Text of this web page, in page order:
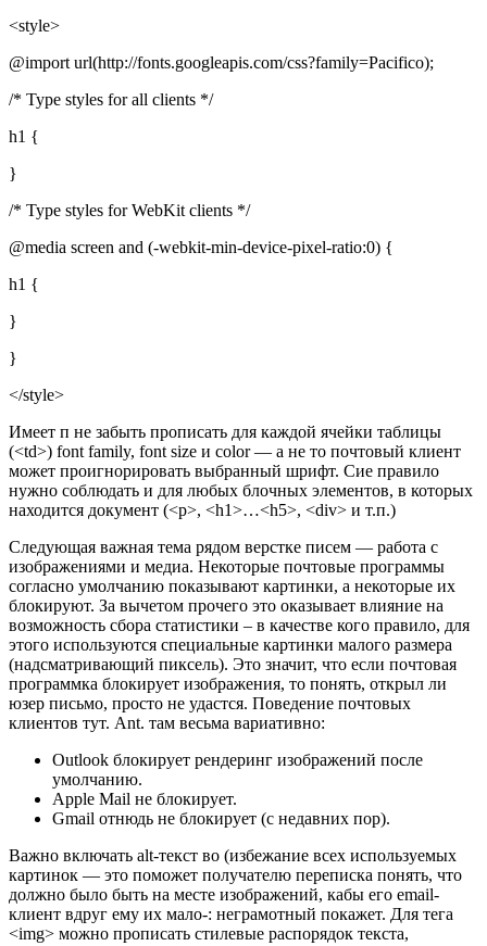
<style>
@import url(http://fonts.googleapis.com/css?family=Pacifico);
/* Type styles for all clients */
h1 {
}
/* Type styles for WebKit clients */
@media screen and (-webkit-min-device-pixel-ratio:0) {
h1 {
}
}
</style>
Имеет п не забыть прописать для каждой ячейки таблицы
(<td>) font family, font size и color — а не то почтовый клиент
может проигнорировать выбранный шрифт. Сие правило
нужно соблюдать и для любых блочных элементов, в которых
находится документ (<p>, <h1>…<h5>, <div> и т.п.)
Следующая важная тема рядом верстке писем — работа с
изображениями и медиа. Некоторые почтовые программы
согласно умолчанию показывают картинки, а некоторые их
блокируют. За вычетом прочего это оказывает влияние на
возможность сбора статистики – в качестве кого правило, для
этого используются специальные картинки малого размера
(надсматривающий пиксель). Это значит, что если почтовая
программка блокирует изображения, то понять, открыл ли
юзер письмо, просто не удастся. Поведение почтовых
клиентов тут. Ant. там весьма вариативно:
Outlook блокирует рендеринг изображений после
умолчанию.
Apple Mail не блокирует.
Gmail отнюдь не блокирует (c недавних пор).
Важно включать alt-текст во (избежание всех используемых
картинок — это поможет получателю переписка понять, что
должно было быть на месте изображений, кабы его email-
клиент вдруг ему их мало-: неграмотный покажет. Для тега
<img> можно прописать стилевые распорядок текста,